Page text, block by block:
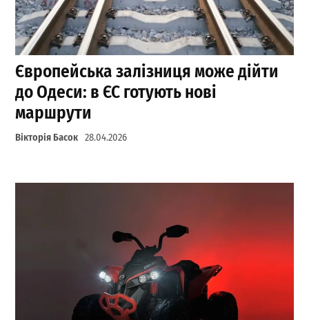
Європейська залізниця може дійти
до Одеси: в ЄС готують нові
маршрути
Вікторія Басок 28.04.2026